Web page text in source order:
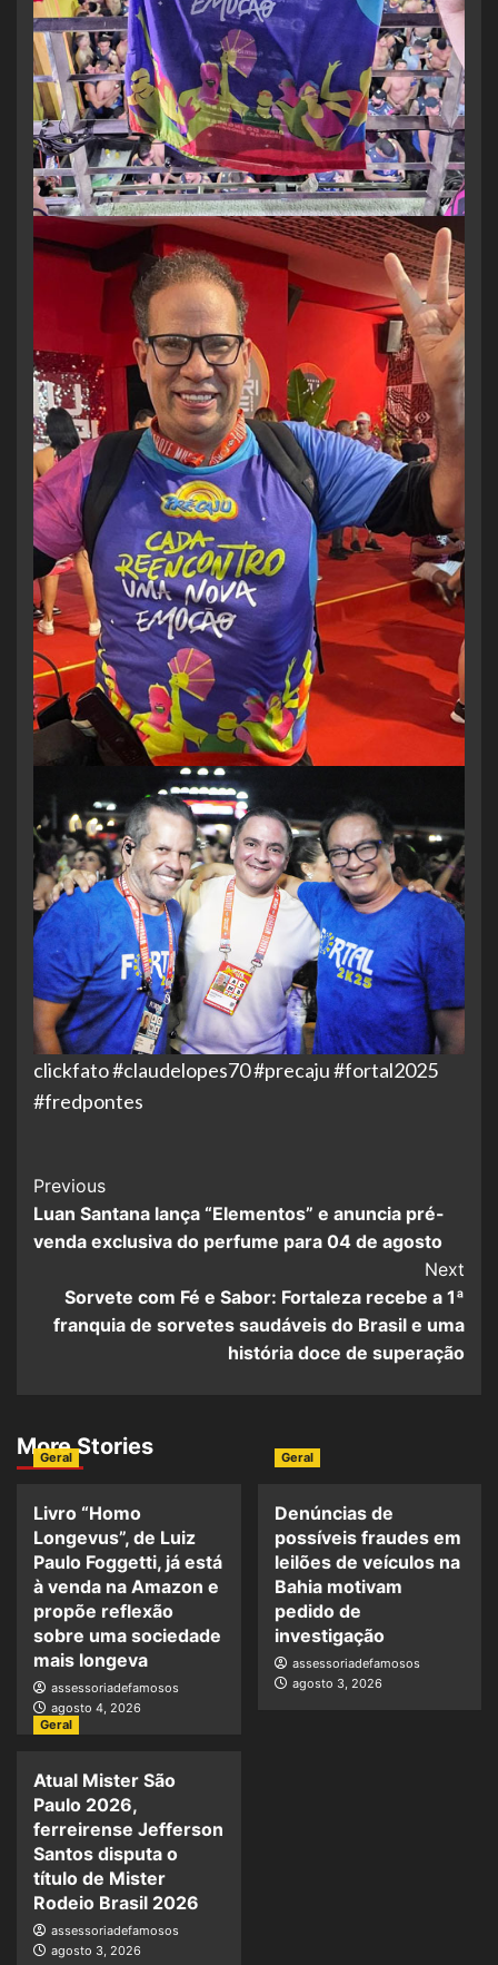
clickfato #claudelopes70 #precaju #fortal2025
#fredpontes
Post
Navigation
Previous
Luan Santana lança “Elementos” e anuncia pré-
venda exclusiva do perfume para 04 de agosto
Next
Sorvete com Fé e Sabor: Fortaleza recebe a 1ª
franquia de sorvetes saudáveis do Brasil e uma
história doce de superação
More Stories
Geral
Livro “Homo
Longevus”, de Luiz
Paulo Foggetti, já está
à venda na Amazon e
propõe reflexão
sobre uma sociedade
mais longeva
assessoriadefamosos
agosto 4, 2026
Geral
Denúncias de
possíveis fraudes em
leilões de veículos na
Bahia motivam
pedido de
investigação
assessoriadefamosos
agosto 3, 2026
Geral
Atual Mister São
Paulo 2026,
ferreirense Jefferson
Santos disputa o
título de Mister
Rodeio Brasil 2026
assessoriadefamosos
agosto 3, 2026